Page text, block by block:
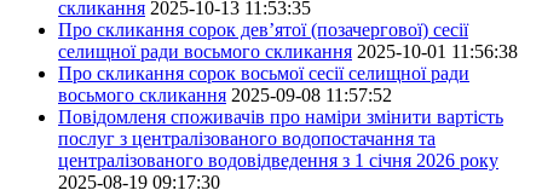
скликання 2025-10-13 11:53:35
Про скликання сорок дев’ятої (позачергової) сесії
селищної ради восьмого скликання 2025-10-01 11:56:38
Про скликання сорок восьмої сесії селищної ради
восьмого скликання 2025-09-08 11:57:52
Повідомленя споживачів про наміри змінити вартість
послуг з централізованого водопостачання та
централізованого водовідведення з 1 січня 2026 року
2025-08-19 09:17:30